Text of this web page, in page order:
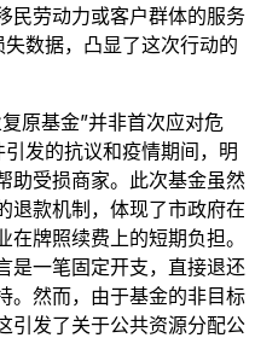
民劳动力或客户群体的服务
数据，凸显了这次行动的
原基金”并非首次应对危
发的抗议和疫情期间，明
助受损商家。此次基金虽然
退款机制，体现了市政府在
牌照续费上的短期负担。
是一笔固定开支，直接退还
。然而，由于基金的非目标
引发了关于公共资源分配公